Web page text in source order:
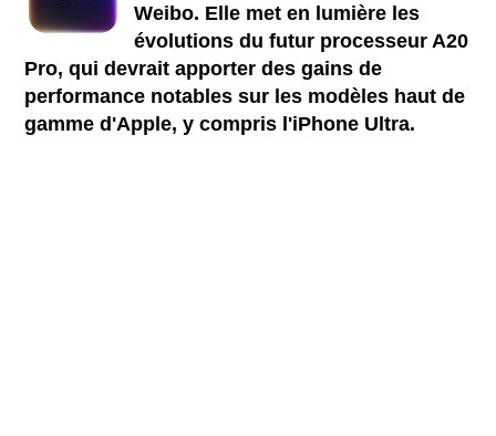
Weibo. Elle met en lumière les
évolutions du futur processeur A20
Pro, qui devrait apporter des gains de
performance notables sur les modèles haut de
gamme d'Apple, y compris l'iPhone Ultra.